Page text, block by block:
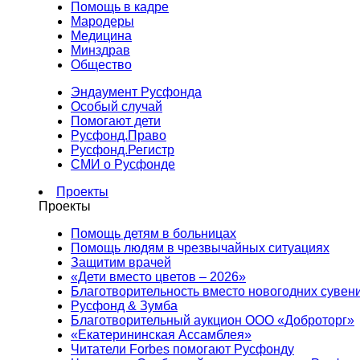
Помощь в кадре
Мародеры
Медицина
Минздрав
Общество
Эндаумент Русфонда
Особый случай
Помогают дети
Русфонд.Право
Русфонд.Регистр
СМИ о Русфонде
Проекты
Проекты
Помощь детям в больницах
Помощь людям в чрезвычайных ситуациях
Защитим врачей
«Дети вместо цветов – 2026»
Благотворительность вместо новогодних
Русфонд & Зумба
Благотворительный аукцион ООО «Доброторг»
«Екатерининская Ассамблея»
Читатели Forbes помогают Русфонду